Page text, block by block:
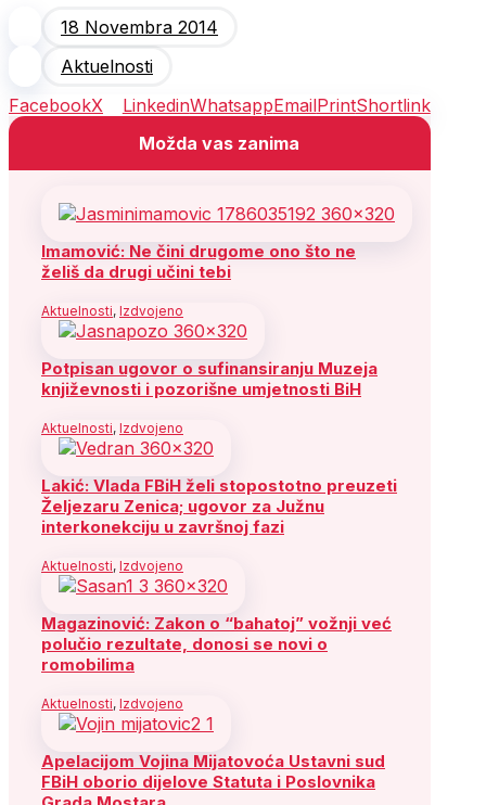
18 Novembra 2014
Aktuelnosti
FacebookX LinkedinWhatsappEmailPrintShortlink
Možda vas zanima
Imamović: Ne čini drugome ono što ne
želiš da drugi učini tebi
Aktuelnosti, Izdvojeno
Potpisan ugovor o sufinansiranju Muzeja
književnosti i pozorišne umjetnosti BiH
Aktuelnosti, Izdvojeno
Lakić: Vlada FBiH želi stopostotno preuzeti
Željezaru Zenica; ugovor za Južnu
interkonekciju u završnoj fazi
Aktuelnosti, Izdvojeno
Magazinović: Zakon o “bahatoj” vožnji već
polučio rezultate, donosi se novi o
romobilima
Aktuelnosti, Izdvojeno
Apelacijom Vojina Mijatovoća Ustavni sud
FBiH oborio dijelove Statuta i Poslovnika